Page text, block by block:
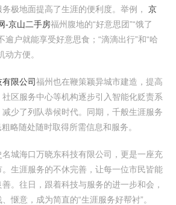
务极地面提高了生涯的便利度。举例， 京
-京山二手房福州腹地的“好意思团”“饿了
逾户就能享受好意思食；“滴滴出行”和“哈
动方便。
限公司福州也在鞭策颖异城市建造，提高
区服务中心等机构逐步引入智能化贬责系
少了列队恭候时代。同期，千般生涯服务
略随处随时取得所需信息和服务。
城海口万晓东科技有限公司，更是一座充
生涯服务的不休完善，让每一位市民皆能
。往日，跟着科技与服务的进一步和会，
惬意，成为简直的“生涯服务好帮衬”。